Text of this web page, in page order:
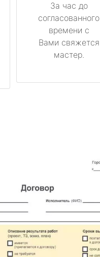
За час до
согласованного
времени с
Вами свяжется
мастер.